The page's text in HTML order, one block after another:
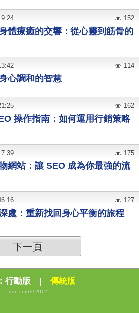
體療癒的交響：從心靈到筋骨的
152
心調和的智慧
114
操作指南：如何運用行銷策略
162
網站：讓 SEO 成為你最強的流
175
處：重新找回身心平衡的旅程
127
下一頁
行動版 | 傳統版
udn.com © 2012